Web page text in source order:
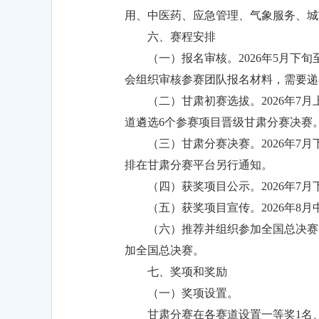
用、中医药、应急管理、气象服务、
六、赛程安排
（一）报名审核。2026年5月下
会组织审核参赛团队报名材料，需要
（二）甘肃初赛选拔。2026年7
道遴选6个参赛项目晋级甘肃分赛决赛
（三）甘肃分赛决赛。2026年7
排在甘肃分赛平台另行通知。
（四）获奖项目公示。2026年7
（五）获奖项目宣传。2026年8
（六）推荐并组织参加全国总决
加全国总决赛。
七、奖项和奖励
（一）奖项设置。
甘肃分赛在各赛道设置一等奖1名